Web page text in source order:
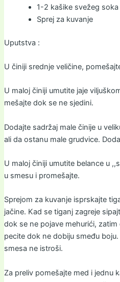
1-2 kašike svežeg
Sprej za kuvanje
Uputstva :
U činiji srednje veličine,
U maloj činiji umutite jaje
mešajte dok se ne sjedini.
Dodajte sadržaj male činije u
ali da ostanu male grudvice.
U maloj činiji umutite belance u
u smesu i promešajte.
Sprejom za kuvanje isprskajte
jačine. Kad se tiganj zagreje
dok se ne pojave mehurići,
pecite dok ne dobiju smeđu
smesa ne istroši.
Za preliv pomešajte med i jednu